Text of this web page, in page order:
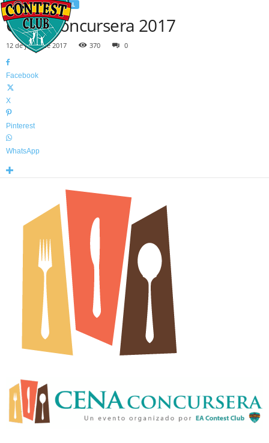
INFORMACIÓN GENERAL
Cena Concursera 2017
12 de junio de 2017 370 0
Facebook
X
Pinterest
WhatsApp